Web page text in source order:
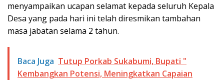
menyampaikan ucapan selamat kepada seluruh Kepala
Desa yang pada hari ini telah diresmikan tambahan
masa jabatan selama 2 tahun.
Baca Juga Tutup Porkab Sukabumi, Bupati "
Kembangkan Potensi, Meningkatkan Capaian